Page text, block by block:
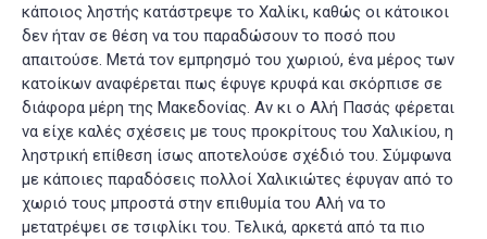
κάποιος ληστής κατάστρεψε το Χαλίκι, καθώς οι κάτοικοι
δεν ήταν σε θέση να του παραδώσουν το ποσό που
απαιτούσε. Μετά τον εμπρησμό του χωριού, ένα μέρος των
κατοίκων αναφέρεται πως έφυγε κρυφά και σκόρπισε σε
διάφορα μέρη της Μακεδονίας. Αν κι ο Αλή Πασάς φέρεται
να είχε καλές σχέσεις με τους προκρίτους του Χαλικίου, η
ληστρική επίθεση ίσως αποτελούσε σχέδιό του. Σύμφωνα
με κάποιες παραδόσεις πολλοί Χαλικιώτες έφυγαν από το
χωριό τους μπροστά στην επιθυμία του Αλή να το
μετατρέψει σε τσιφλίκι του. Τελικά, αρκετά από τα πιο